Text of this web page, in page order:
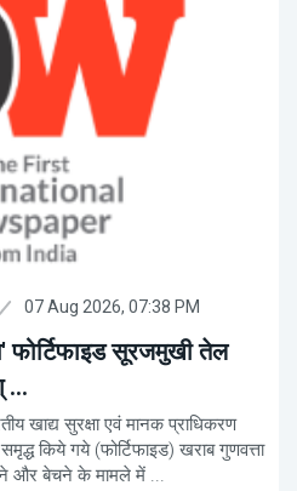
07 Aug 2026, 07:38 PM
फोर्टिफाइड सूरजमुखी तेल
...
खाद्य सुरक्षा एवं मानक प्राधिकरण
किये गये (फोर्टिफाइड) खराब गुणवत्ता
और बेचने के मामले में ...